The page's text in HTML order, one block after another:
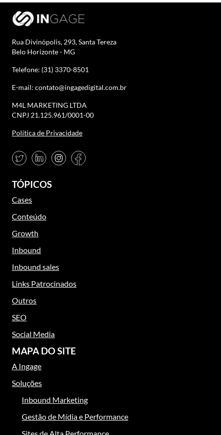
Rua Divinópolis, 293, Santa Tereza
Belo Horizonte - MG
Telefone: (31) 3370-8501
E-mail: contato@ingagedigital.com.br
M4L MARKETING LTDA
CNPJ 21.125.961/0001-00
Política de Privacidade
TÓPICOS
Cases
Conteúdo
Growth
Inbound
Inbound sales
Links Patrocinados
Outros
SEO
Social Media
MAPA DO SITE
A Ingage
Soluções
Inbound Marketing
Gestão de Mídia e Performance